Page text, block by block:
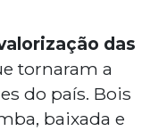
das
tornaram a
do país. Bois
baixada e